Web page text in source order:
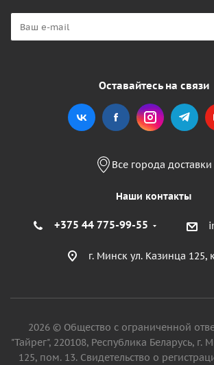
Оставайтесь на связи
Все города доставки
Наши контакты
+375 44 775-99-55
г. Минск ул. Казинца 125,
2026 © Общество с ограниченной
"Тайрег", 220108, Республика Беларусь, г.
125, пом. 13. Свидетельство о